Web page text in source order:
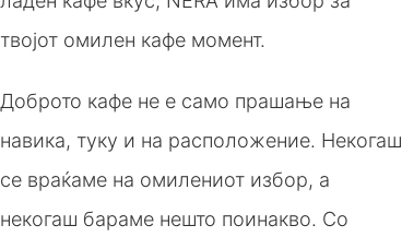
твојот омилен кафе момент.
Доброто кафе не е само прашање на
навика, туку и на расположение. Некогаш
се враќаме на омилениот избор, а
некогаш бараме нешто поинакво. Со